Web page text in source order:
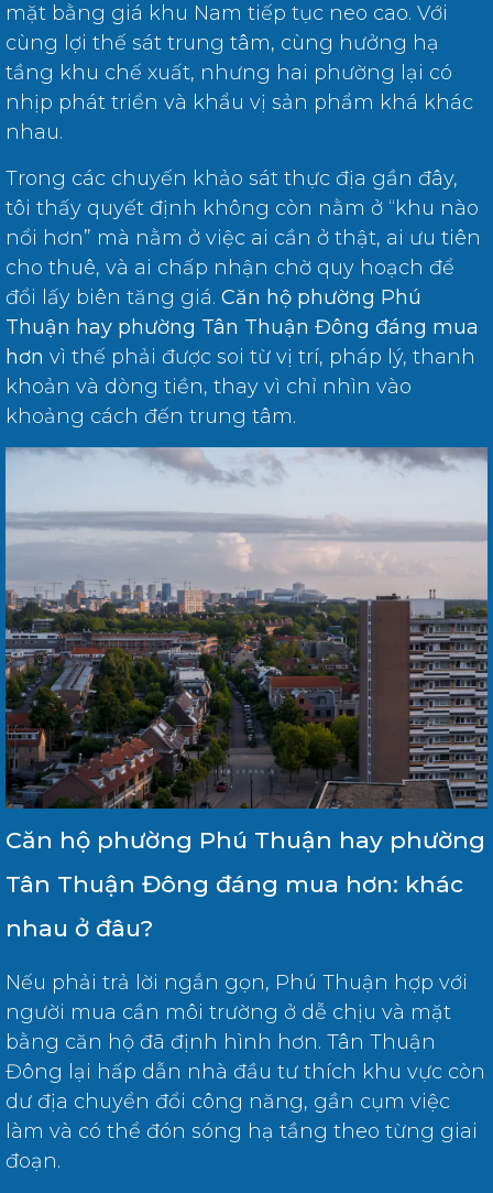
mặt bằng giá khu Nam tiếp tục neo cao. Với
cùng lợi thế sát trung tâm, cùng hưởng hạ
tầng khu chế xuất, nhưng hai phường lại có
nhịp phát triển và khẩu vị sản phẩm khá khác
nhau.
Trong các chuyến khảo sát thực địa gần đây,
tôi thấy quyết định không còn nằm ở “khu nào
nổi hơn” mà nằm ở việc ai cần ở thật, ai ưu tiên
cho thuê, và ai chấp nhận chờ quy hoạch để
đổi lấy biên tăng giá. Căn hộ phường Phú
Thuận hay phường Tân Thuận Đông đáng mua
hơn vì thế phải được soi từ vị trí, pháp lý, thanh
khoản và dòng tiền, thay vì chỉ nhìn vào
khoảng cách đến trung tâm.
Căn hộ phường Phú Thuận hay phường
Tân Thuận Đông đáng mua hơn: khác
nhau ở đâu?
Nếu phải trả lời ngắn gọn, Phú Thuận hợp với
người mua cần môi trường ở dễ chịu và mặt
bằng căn hộ đã định hình hơn. Tân Thuận
Đông lại hấp dẫn nhà đầu tư thích khu vực còn
dư địa chuyển đổi công năng, gần cụm việc
làm và có thể đón sóng hạ tầng theo từng giai
đoạn.